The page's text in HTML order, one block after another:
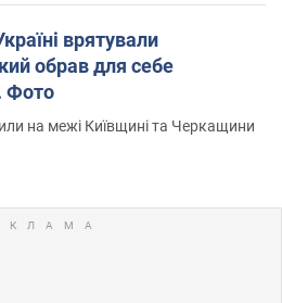
врятували
обрав для себе
Фото
на межі Київщині та Черкащини